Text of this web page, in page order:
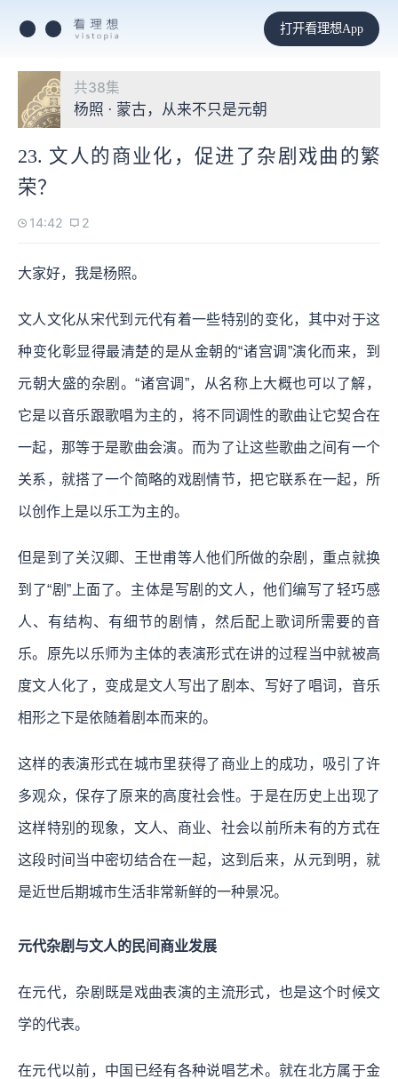
打开看理想App
共38集
杨照 · 蒙古，从来不只是元朝
23. 文人的商业化，促进了杂剧戏曲的繁
荣？
14:42 2
大家好，我是杨照。
文人文化从宋代到元代有着一些特别的变化，其中对于这
种变化彰显得最清楚的是从金朝的“诸宫调”演化而来，到
元朝大盛的杂剧。“诸宫调”，从名称上大概也可以了解，
它是以音乐跟歌唱为主的，将不同调性的歌曲让它契合在
一起，那等于是歌曲会演。而为了让这些歌曲之间有一个
关系，就搭了一个简略的戏剧情节，把它联系在一起，所
以创作上是以乐工为主的。
但是到了关汉卿、王世甫等人他们所做的杂剧，重点就换
到了“剧”上面了。主体是写剧的文人，他们编写了轻巧感
人、有结构、有细节的剧情，然后配上歌词所需要的音
乐。原先以乐师为主体的表演形式在讲的过程当中就被高
度文人化了，变成是文人写出了剧本、写好了唱词，音乐
相形之下是依随着剧本而来的。
这样的表演形式在城市里获得了商业上的成功，吸引了许
多观众，保存了原来的高度社会性。于是在历史上出现了
这样特别的现象，文人、商业、社会以前所未有的方式在
这段时间当中密切结合在一起，这到后来，从元到明，就
是近世后期城市生活非常新鲜的一种景况。
元代杂剧与文人的民间商业发展
在元代，杂剧既是戏曲表演的主流形式，也是这个时候文
学的代表。
在元代以前，中国已经有各种说唱艺术。就在北方属于金